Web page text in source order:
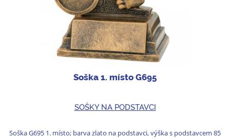
Soška 1. místo G695
SOŠKY NA PODSTAVCI
Soška G695 1. místo; barva zlato na podstavci, výška s podstavcem 85